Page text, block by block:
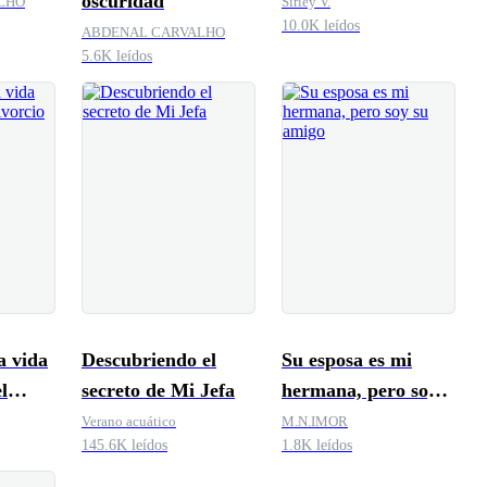
ABDENAL CARVALHO
5.6K leídos
10.0K leídos
vida
Descubriendo el
secreto de Mi Jefa
Verano acuático
145.6K leídos
Su esposa es mi
hermana, pero soy
su amigo
M.N.IMOR
1.8K leídos